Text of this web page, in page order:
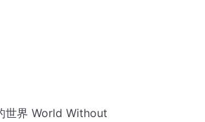
世界 World Without